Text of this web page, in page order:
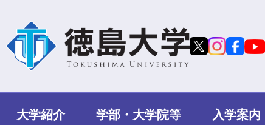
大学紹介 学部・大学院等 入学案内